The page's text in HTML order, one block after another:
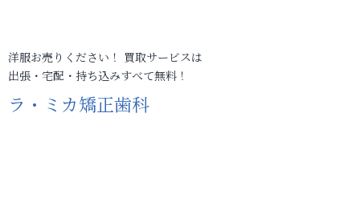
洋服お売りください！ 買取サービスは
出張・宅配・持ち込みすべて無料！
ラ・ミカ矯正歯科